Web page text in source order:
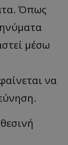
Όπως
μέσω
να